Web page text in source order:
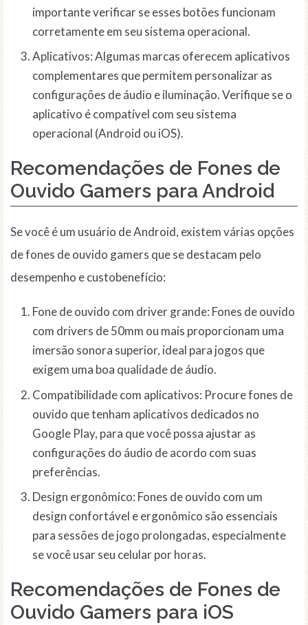
importante verificar se esses botões funcionam
corretamente em seu sistema operacional.
Aplicativos: Algumas marcas oferecem aplicativos
complementares que permitem personalizar as
configurações de áudio e iluminação. Verifique se o
aplicativo é compatível com seu sistema
operacional (Android ou iOS).
Recomendações de Fones de
Ouvido Gamers para Android
Se você é um usuário de Android, existem várias opções
de fones de ouvido gamers que se destacam pelo
desempenho e custobenefício:
Fone de ouvido com driver grande: Fones de ouvido
com drivers de 50mm ou mais proporcionam uma
imersão sonora superior, ideal para jogos que
exigem uma boa qualidade de áudio.
Compatibilidade com aplicativos: Procure fones de
ouvido que tenham aplicativos dedicados no
Google Play, para que você possa ajustar as
configurações do áudio de acordo com suas
preferências.
Design ergonômico: Fones de ouvido com um
design confortável e ergonômico são essenciais
para sessões de jogo prolongadas, especialmente
se você usar seu celular por horas.
Recomendações de Fones de
Ouvido Gamers para iOS